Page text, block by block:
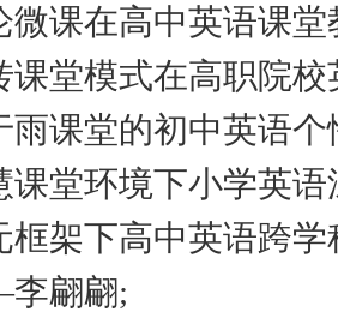
微课在高中英语课
课堂模式在高职院
雨课堂的初中英语
课堂环境下小学英
框架下高中英语跨
翩翩;